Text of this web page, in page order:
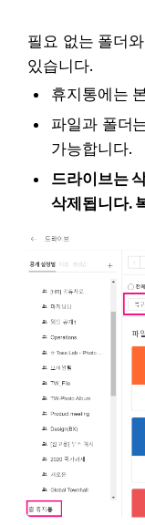
필요 없는 폴더
있습니다.
휴지통에는
파일과 폴더
가능합니다.
드라이브는
삭제됩니다.